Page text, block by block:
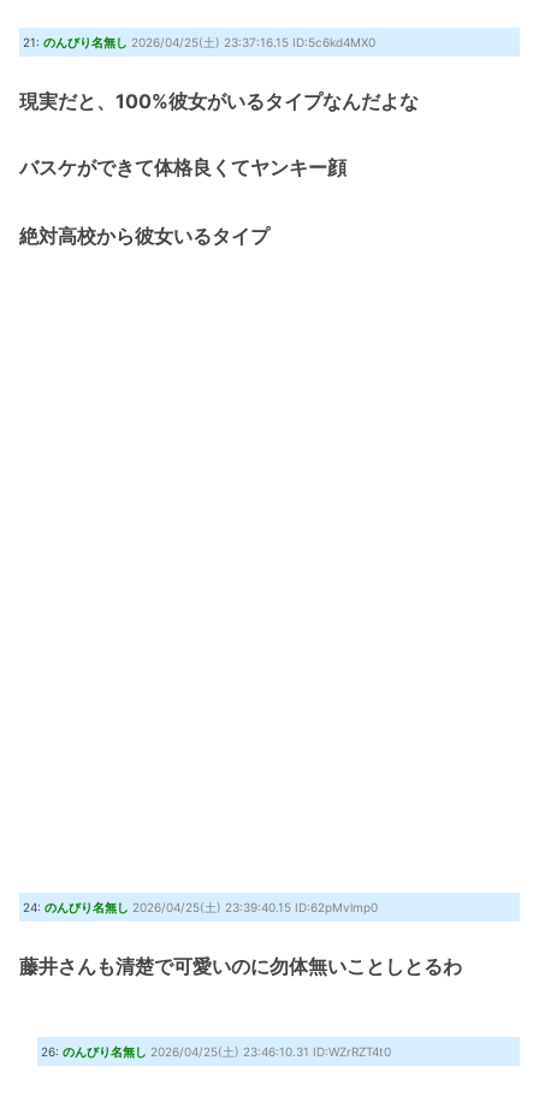
21: のんびり名無し 2026/04/25(土) 23:37:16.15 ID:5c6kd4MX0
現実だと、100%彼女がいるタイプなんだよな
バスケができて体格良くてヤンキー顔
絶対高校から彼女いるタイプ
24: のんびり名無し 2026/04/25(土) 23:39:40.15 ID:62pMvlmp0
藤井さんも清楚で可愛いのに勿体無いことしとるわ
26: のんびり名無し 2026/04/25(土) 23:46:10.31 ID:WZrRZT4t0